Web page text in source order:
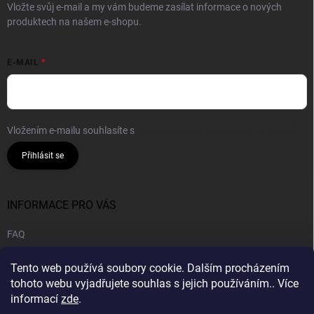
Tento web používá soubory cookie. Dalším procházením
tohoto webu vyjadřujete souhlas s jejich používáním.. Více
informací zde.
Vložte svůj e-mail a my vám budeme zasílat informace o nových
produktech na našem e-shopu.
E-MAIL
Vložením e-mailu souhlasíte s
Přihlásit se
INFORMACE PRO VÁS
FAQ
Podmínky ochrany osobních údajů
B2B | Velkoobchod